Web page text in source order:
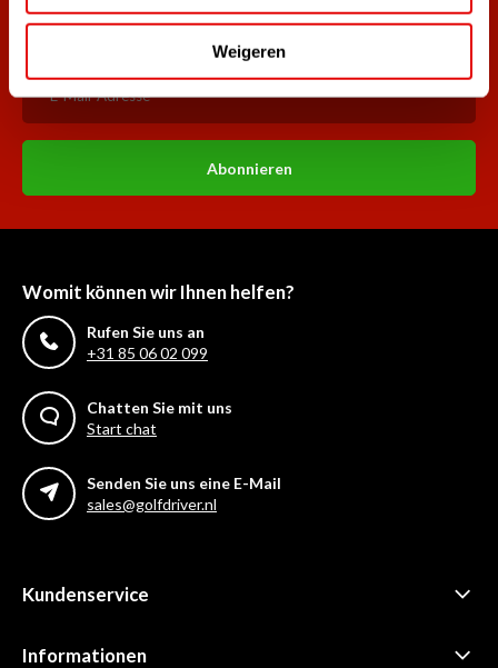
Weigeren
Melde dich für den Newsletter an und verpasse nie wieder
Abonnieren
Womit können wir Ihnen helfen?
Rufen Sie uns an
+31 85 06 02 099
Chatten Sie mit uns
Start chat
Senden Sie uns eine E-Mail
sales@golfdriver.nl
Kundenservice
Informationen